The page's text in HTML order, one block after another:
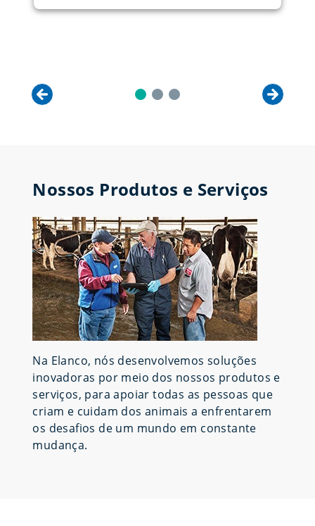
Nossos Produtos e Serviços
Na Elanco, nós desenvolvemos soluções
inovadoras por meio dos nossos produtos e
serviços, para apoiar todas as pessoas que
criam e cuidam dos animais a enfrentarem
os desafios de um mundo em constante
mudança.